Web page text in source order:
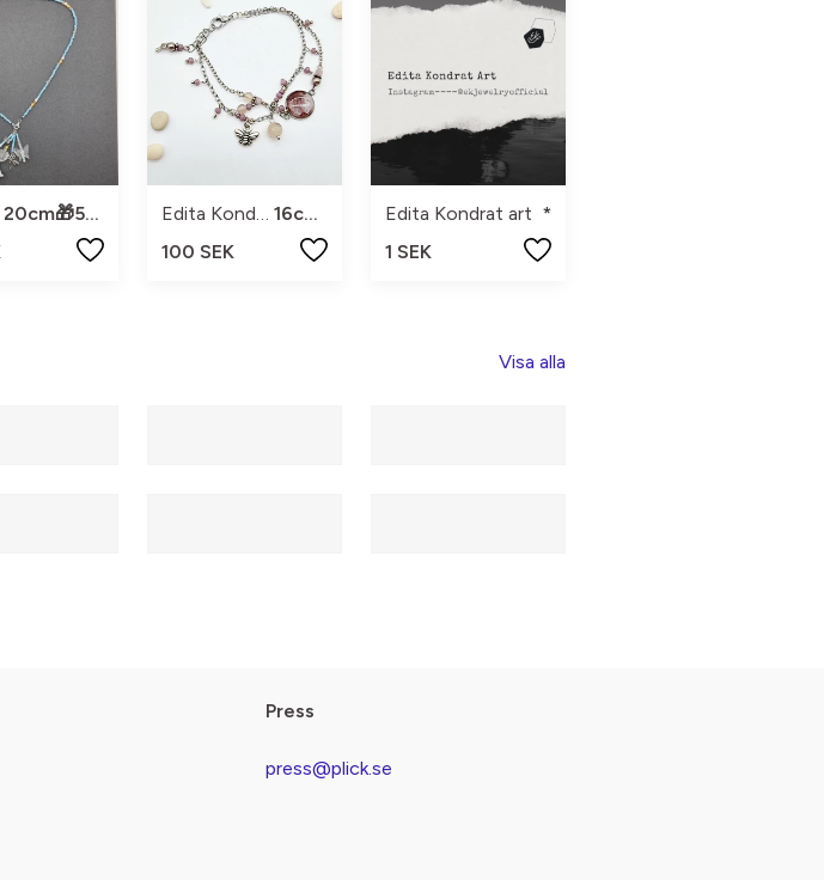
20cm🎁50%rabatt ingår
Edita Kondrat art
16cm+3
100 SEK
Edita Kondrat art *
1 SEK
Visa alla
Press
press@plick.se